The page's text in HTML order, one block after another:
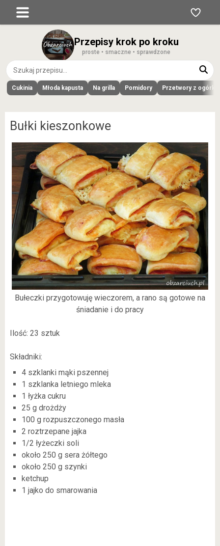
Przepisy krok po kroku
proste • smaczne • sprawdzone
Cukinia Młoda kapusta Na grilla Pomidory Przetwory z
Bułki kieszonkowe
Bułeczki przygotowuję wieczorem, a rano są gotowe na
śniadanie i do pracy
Ilość: 23 sztuk
Składniki:
4 szklanki mąki pszennej
1 szklanka letniego mleka
1 łyżka cukru
25 g drożdży
100 g rozpuszczonego masła
2 roztrzepane jajka
1/2 łyżeczki soli
około 250 g sera żółtego
około 250 g szynki
ketchup
1 jajko do smarowania